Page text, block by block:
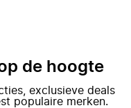
de hoogte
exclusieve deals
populaire merken.